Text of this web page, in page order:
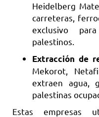
Heidelberg
carreteras,
exclusivo
palestinos.
Extracción de
Mekorot,
extraen agua,
palestinas
Estas empresas